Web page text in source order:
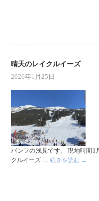
晴天のレイクルイーズ
2026年1月25日
バンフの浅見です。 現地時間1
クルイーズ …続きを読む →